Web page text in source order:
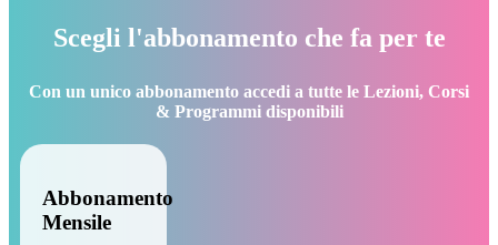
Scegli l'abbonamento che fa per te
Con un unico abbonamento accedi a tutte le Lezioni, Corsi
& Programmi disponibili
Abbonamento
Mensile